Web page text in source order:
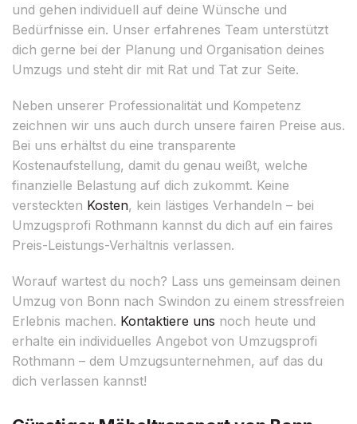
und gehen individuell auf deine Wünsche und
Bedürfnisse ein. Unser erfahrenes Team unterstützt
dich gerne bei der Planung und Organisation deines
Umzugs und steht dir mit Rat und Tat zur Seite.
Neben unserer Professionalität und Kompetenz
zeichnen wir uns auch durch unsere fairen Preise aus.
Bei uns erhältst du eine transparente
Kostenaufstellung, damit du genau weißt, welche
finanzielle Belastung auf dich zukommt. Keine
versteckten Kosten, kein lästiges Verhandeln – bei
Umzugsprofi Rothmann kannst du dich auf ein faires
Preis-Leistungs-Verhältnis verlassen.
Worauf wartest du noch? Lass uns gemeinsam deinen
Umzug von Bonn nach Swindon zu einem stressfreien
Erlebnis machen. Kontaktiere uns noch heute und
erhalte ein individuelles Angebot von Umzugsprofi
Rothmann – dem Umzugsunternehmen, auf das du
dich verlassen kannst!